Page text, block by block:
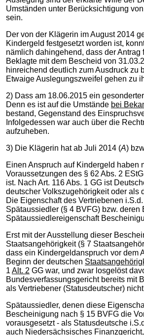
Umständen unter Berücksichtigung
sein.
Der von der Klägerin im August 2014
Kindergeld festgesetzt worden ist,
nämlich dahingehend, dass der
Beklagte mit dem Bescheid von
hinreichend deutlich zum Ausdruck zu
Etwaige Auslegungszweifel gehen zu
2) Dass am 18.06.2015 ein
Denn es ist auf die Umstände bei
bestand, Gegenstand des
Infolgedessen war auch über die
aufzuheben.
3) Die Klägerin hat ab Juli 2014 (A)
Einen Anspruch auf Kindergeld haben
Voraussetzungen des § 62 Abs. 2
ist. Nach Art. 116 Abs. 1 GG ist
deutscher Volkszugehörigkeit oder als
Die Eigenschaft des Vertriebenen
Spätaussiedler (§ 4 BVFG) bzw.
Spätaussiedlereigenschaft
Erst mit der Ausstellung dieser
Staatsangehörigkeit (§ 7
dass ein Kindergeldanspruch vor dem
Beginn der deutschen
1 Alt. 2 GG war, und zwar losgelöst
Bundesverfassungsgericht bereits mit
als Vertriebener (Statusdeutscher)
Spätaussiedler, denen diese
Bescheinigung nach § 15 BVFG die
vorausgesetzt - als Statusdeutsche
auch Niedersächsisches